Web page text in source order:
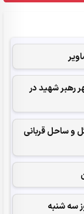
رهبر شهید در
و ساحل قربانی
سه شنبه